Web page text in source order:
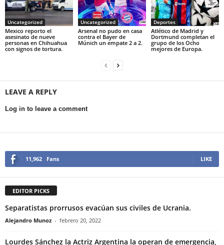
Uncategorized
Mexico reporto el
asesinato de nueve
personas en Chihuahua
con signos de tortura.
Uncategorized
Arsenal no pudo en casa
contra el Bayer de
Múnich un empate 2 a 2.
Deportes
Atlético de Madrid y
Dortmund completan el
grupo de los Ocho
mejores de Europa.
LEAVE A REPLY
Log in to leave a comment
11,962 Fans LIKE
EDITOR PICKS
Separatistas prorrusos evacúan sus civiles de Ucrania.
Alejandro Munoz - febrero 20, 2022
Lourdes Sánchez la Actriz Argentina la operan de emergencia,